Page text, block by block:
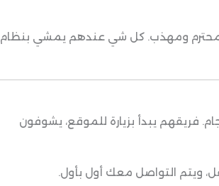
ومهذب. كل شي عندهم يمشي بنظام
فريقهم يبدأ بزيارة للموقع، يشوفون
ويتم التواصل معك أول بأول.